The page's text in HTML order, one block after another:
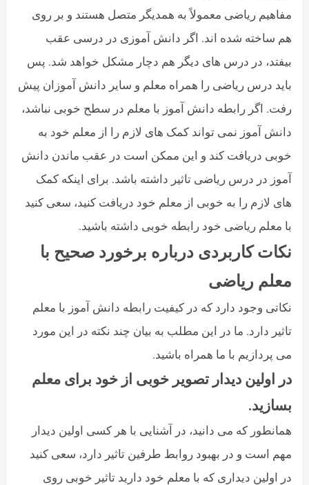
مفاهیم ریاضی معمولاً به همدیگر متصل هستند و بر روی
هم ساخته شده اند. اگر دانش آموزی در درسی عقب
بیفتد، در درس های دیگر هم دچار مشکل خواهد شد. پس
باید درس ریاضی را همراه معلم و سایر دانش آموزان پیش
رفت. اگر رابطه دانش آموز با معلم در سطح خوبی نباشد،
دانش آموز نمی تواند کمک های لازم را از معلم خود به
خوبی دریافت کند و این ممکن است در عقب ماندن دانش
آموز در درس ریاضی تاثیر داشته باشد. برای اینکه کمک
های لازم را به خوبی از معلم خود دریافت کنید، سعی کنید
با معلم ریاضی خود رابطه خوبی داشته باشید.
نکات کاربردی درباره برخورد صحیح با
معلم ریاضی
نکاتی وجود دارد که در کیفیت رابطه دانش آموز با معلم
تاثیر دارد. ما در این مطلب به بیان چند نکته در این مورد
می پردازیم با ما همراه باشید.
در اولین دیدار تصویر خوبی از خود برای معلم
بسازید.
همانطور که می دانید، در آشنایی با هر کسی اولین دیدار
مهم است و در بهبود روابط طرفین تاثیر دارد، سعی کنید
در اولین دیداری که با معلم خود دارید تاثیر خوبی روی